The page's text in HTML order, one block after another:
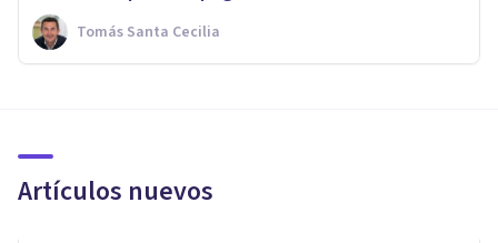
Tomás Santa Cecilia
Artículos nuevos